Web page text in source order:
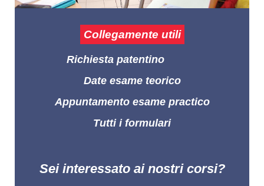
Collegamente utili
Richiesta patentino
Date esame teorico
Appuntamento esame practico
Tutti i formulari
Sei interessato ai nostri corsi?